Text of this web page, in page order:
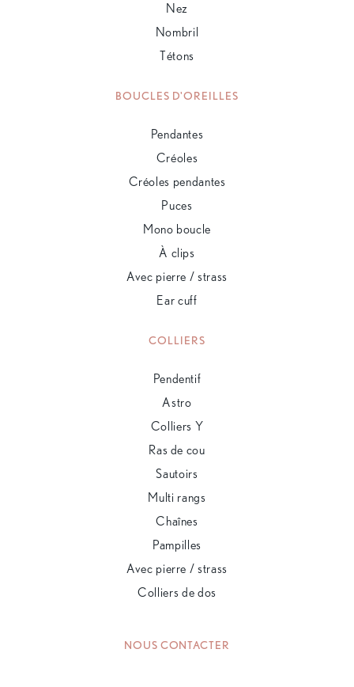
Nez
Nombril
Tétons
BOUCLES D'OREILLES
Pendantes
Créoles
Créoles pendantes
Puces
Mono boucle
À clips
Avec pierre / strass
Ear cuff
COLLIERS
Pendentif
Astro
Colliers Y
Ras de cou
Sautoirs
Multi rangs
Chaînes
Pampilles
Avec pierre / strass
Colliers de dos
NOUS CONTACTER